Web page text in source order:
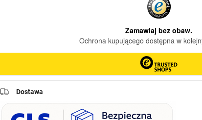
Dostawa